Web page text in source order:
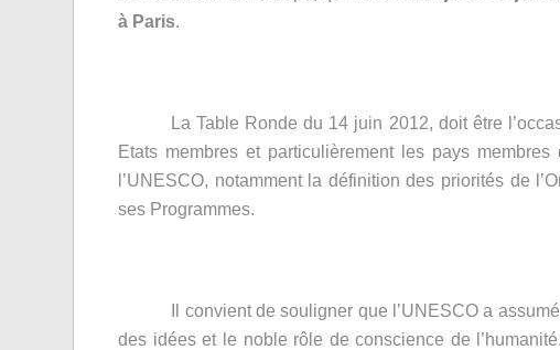
à Paris.
La Table Ronde du 14 juin 2012, doit être
Etats membres et particulièrement les pays
l’UNESCO, notamment la définition des priorités de
ses Programmes.
Il convient de souligner que l’UNESCO a
des idées et le noble rôle de conscience de